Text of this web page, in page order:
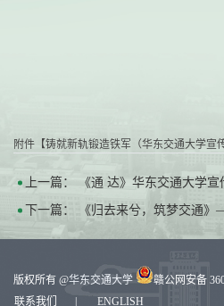
附件【铸就新轨锻造铁军（华东交通大学宣
上一篇： 《通 达》华东交通大学宣
下一篇： 《归去来兮，筑梦交通》——华
版权所有 @华东交通大学
赣公网安备
联系我们
ENGLISH